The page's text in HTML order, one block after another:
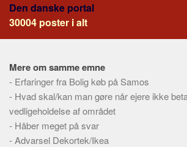
Forbrug
Social sikring og sundhed
Aspekter
Køb og salg
Økonomi
Den danske portal
30004 poster i alt
Mere om samme emne
- Erfaringer fra Bolig køb på Samos
- Hvad skal/kan man gøre når ejere ikke
vedligeholdelse af området
- Håber meget på svar
-Advarsel Dekortek/Ikea